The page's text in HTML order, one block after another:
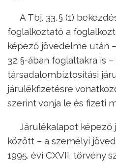
A Tbj. 33. § (1)
foglalkoztató a
képező jövedelme után
32. §-ában foglaltakra is
társadalombiztosítási
járulékfizetésre
szerint vonja le és fizeti
Járulékalapot
között – a személyi
1995. évi CXVII. törvény